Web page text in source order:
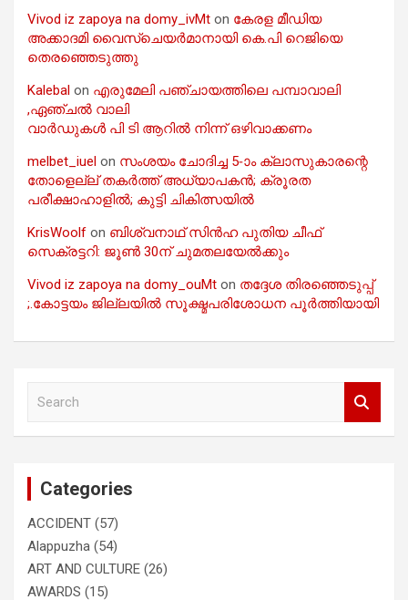
Vivod iz zapoya na domy_ivMt on കേരള മീഡിയ
അക്കാദമി വൈസ്ചെയർമാനായി കെ.പി റെജിയെ
തെരഞ്ഞെടുത്തു
Kalebal on എരുമേലി പഞ്ചായത്തിലെ പമ്പാവാലി
,ഏഞ്ചൽ വാലി
വാർഡുകൾ പി ടി ആറിൽ നിന്ന് ഒഴിവാക്കണം
melbet_iuel on സംശയം ചോദിച്ച 5-ാം ക്ലാസുകാരന്റെ
തോളെല്ല് തകർത്ത് അധ്യാപകൻ; ക്രൂരത
പരീക്ഷാഹാളിൽ; കുട്ടി ചികിത്സയിൽ
KrisWoolf on ബിശ്വനാഥ് സിൻഹ പുതിയ ചീഫ്
സെക്രട്ടറി: ജൂൺ 30ന് ചുമതലയേൽക്കും
Vivod iz zapoya na domy_ouMt on തദ്ദേശ തിരഞ്ഞെടുപ്പ്
;.കോട്ടയം ജില്ലയിൽ സൂക്ഷ്മപരിശോധന പൂർത്തിയായി
Categories
ACCIDENT (57)
Alappuzha (54)
ART AND CULTURE (26)
AWARDS (15)